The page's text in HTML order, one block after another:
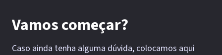
Vamos começar?
Caso ainda tenha alguma dúvida, colocamos aqui